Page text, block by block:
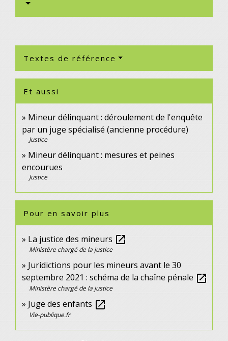
Textes de référence
Et aussi
Mineur délinquant : déroulement de l'enquête
par un juge spécialisé (ancienne procédure)
Justice
Mineur délinquant : mesures et peines
encourues
Justice
Pour en savoir plus
La justice des mineurs open_in_new
Ministère chargé de la justice
Juridictions pour les mineurs avant le 30
septembre 2021 : schéma de la chaîne pénale open_in_new
Ministère chargé de la justice
Juge des enfants open_in_new
Vie-publique.fr